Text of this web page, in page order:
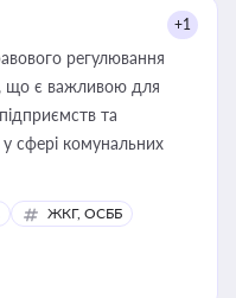
+1
регулювання
що є важливою для
та
сфері комунальних
ЖКГ, ОСББ